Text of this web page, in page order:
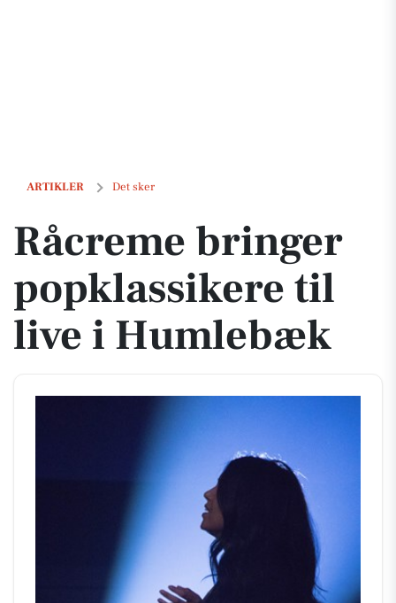
ARTIKLER Det sker
Råcreme bringer popklassikere til live i Humlebæk
Råcreme bringer
popklassikere til
live i Humlebæk